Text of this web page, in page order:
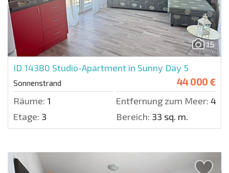
15
ID 14380 Studio-Apartment in Sunny Day 5
Sonnenstrand 44 000 €
Räume: 1 Entfernung zum Meer:
Etage: 3 Bereich: 33 sq. m.